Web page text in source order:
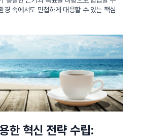
경 속에서도 민첩하게 대응할 수 있는 핵심
한 혁신 전략 수립: